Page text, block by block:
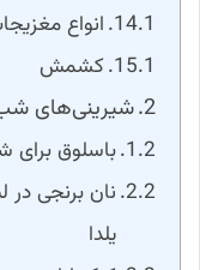
انواع
کشمش
شیرینی‌های
باسلوق برای
نان برنجی
یلدا